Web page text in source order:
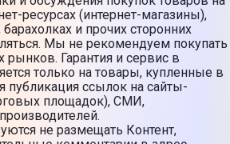
ресурсах (интернет-магазины),
и прочих сторонних
Мы не рекомендуем покупать
Гарантия и сервис в
только на товары, купленные в
публикация ссылок на сайты-
площадок), СМИ,
не размещать Контент,